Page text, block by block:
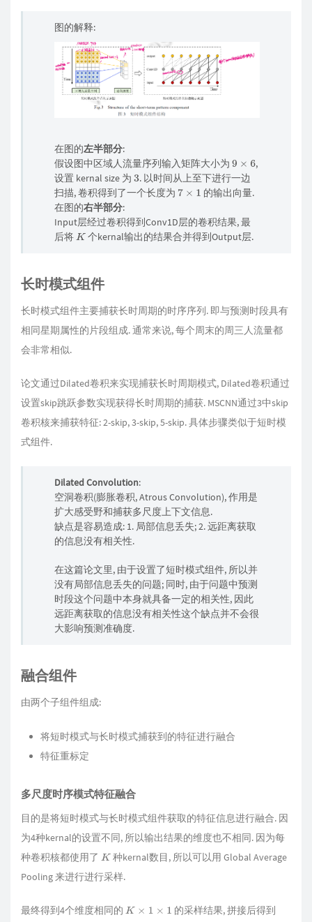
图的解释:
在图的左半部分:
假设图中区域人流量序列输入矩阵大小为 9 ×6
,
设置 kernal size 为 3. 以时间从上至下进行一边
扫描, 卷积得到了一个长度为 7×1
的输出向量.
在图的右半部分:
Input层经过卷积得到Conv1D层的卷积结果, 最
后将K 个kernal输出的结果合并得到Output层.
长时模式组件
长时模式组件主要捕获长时周期的时序序列. 即与预测时段具有
相同星期属性的片段组成. 通常来说, 每个周末的周三人流量都
会非常相似.
论文通过Dilated卷积来实现捕获长时周期模式, Dilated卷积通过
设置skip跳跃参数实现获得长时周期的捕获. MSCNN通过3中skip
卷积核来捕获特征: 2-skip, 3-skip, 5-skip. 具体步骤类似于短时模
式组件.
Dilated Convolution:
空洞卷积(膨胀卷积, Atrous Convolution), 作用是
扩大感受野和捕获多尺度上下文信息.
缺点是容易造成: 1. 局部信息丢失; 2. 远距离获取
的信息没有相关性.
在这篇论文里, 由于设置了短时模式组件, 所以并
没有局部信息丢失的问题; 同时, 由于问题中预测
时段这个问题中本身就具备一定的相关性, 因此
远距离获取的信息没有相关性这个缺点并不会很
大影响预测准确度.
融合组件
由两个子组件组成:
将短时模式与长时模式捕获到的特征进行融合
特征重标定
多尺度时序模式特征融合
目的是将短时模式与长时模式组件获取的特征信息进行融合. 因
为4种kernal的设置不同, 所以输出结果的维度也不相同. 因为每
种卷积核都使用了 K 种kernal数目, 所以可以用 Global Average
Pooling 来进行进行采样.
最终得到4个维度相同的 K× 1× 1
的采样结果, 拼接后得到